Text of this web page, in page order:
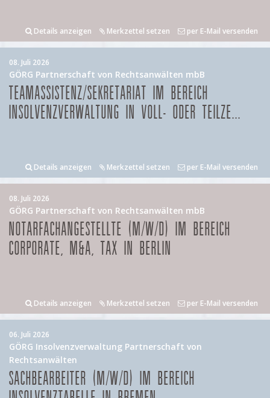
Details anzeigen Merkzettel setzen per E-Mail versenden
08. Juli 2026
GÖRG Partnerschaft von Rechtsanwälten mbB
TEAMASSISTENZ/SEKRETARIAT IM BEREICH
INSOLVENZVERWALTUNG IN VOLL- ODER TEILZE...
Details anzeigen Merkzettel setzen per E-Mail versenden
08. Juli 2026
GÖRG Partnerschaft von Rechtsanwälten mbB
NOTARFACHANGESTELLTE (M/W/D) IM BEREICH
CORPORATE, M&A, TAX IN BERLIN
Details anzeigen Merkzettel setzen per E-Mail versenden
06. Juli 2026
GÖRG Insolvenzverwaltung Partnerschaft von
Rechtsanwälten
SACHBEARBEITER (M/W/D) IM BEREICH